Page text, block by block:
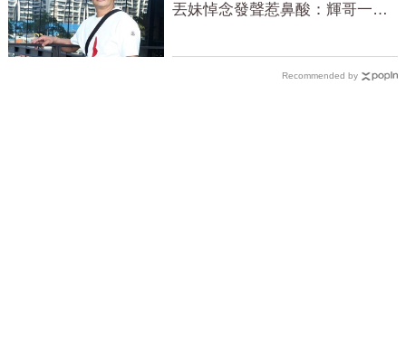
丟妹悼念發聲惹鼻酸：輝哥一路
Recommended by